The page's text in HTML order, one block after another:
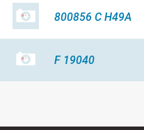
800856 C H49A
F 19040